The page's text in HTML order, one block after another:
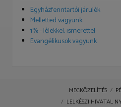
Egyházfenntartói járulék
Melletted vagyunk
1% - lélekkel, ismerettel
Evangélikusok vagyunk
MEGKÖZELÍTÉS
LELKÉSZI HIVATAL